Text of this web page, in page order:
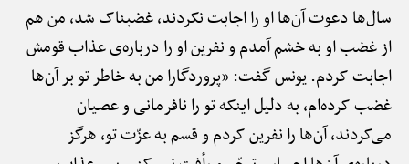
سال‌ها دعوت آن‌ها او را اجابت نکردند، غضبناک شد، من هم
از غضب او به خشم آمدم و نفرین او را درباره‌ی عذاب قومش
اجابت کردم. یونس گفت: «پروردگارا من به خاطر تو بر آن‌ها
غضب کرده‌ام، به دلیل اینکه تو را نافرمانی و عصیان
می‌کردند، آن‌ها را نفرین کردم و قسم به عزّت تو، هرگز